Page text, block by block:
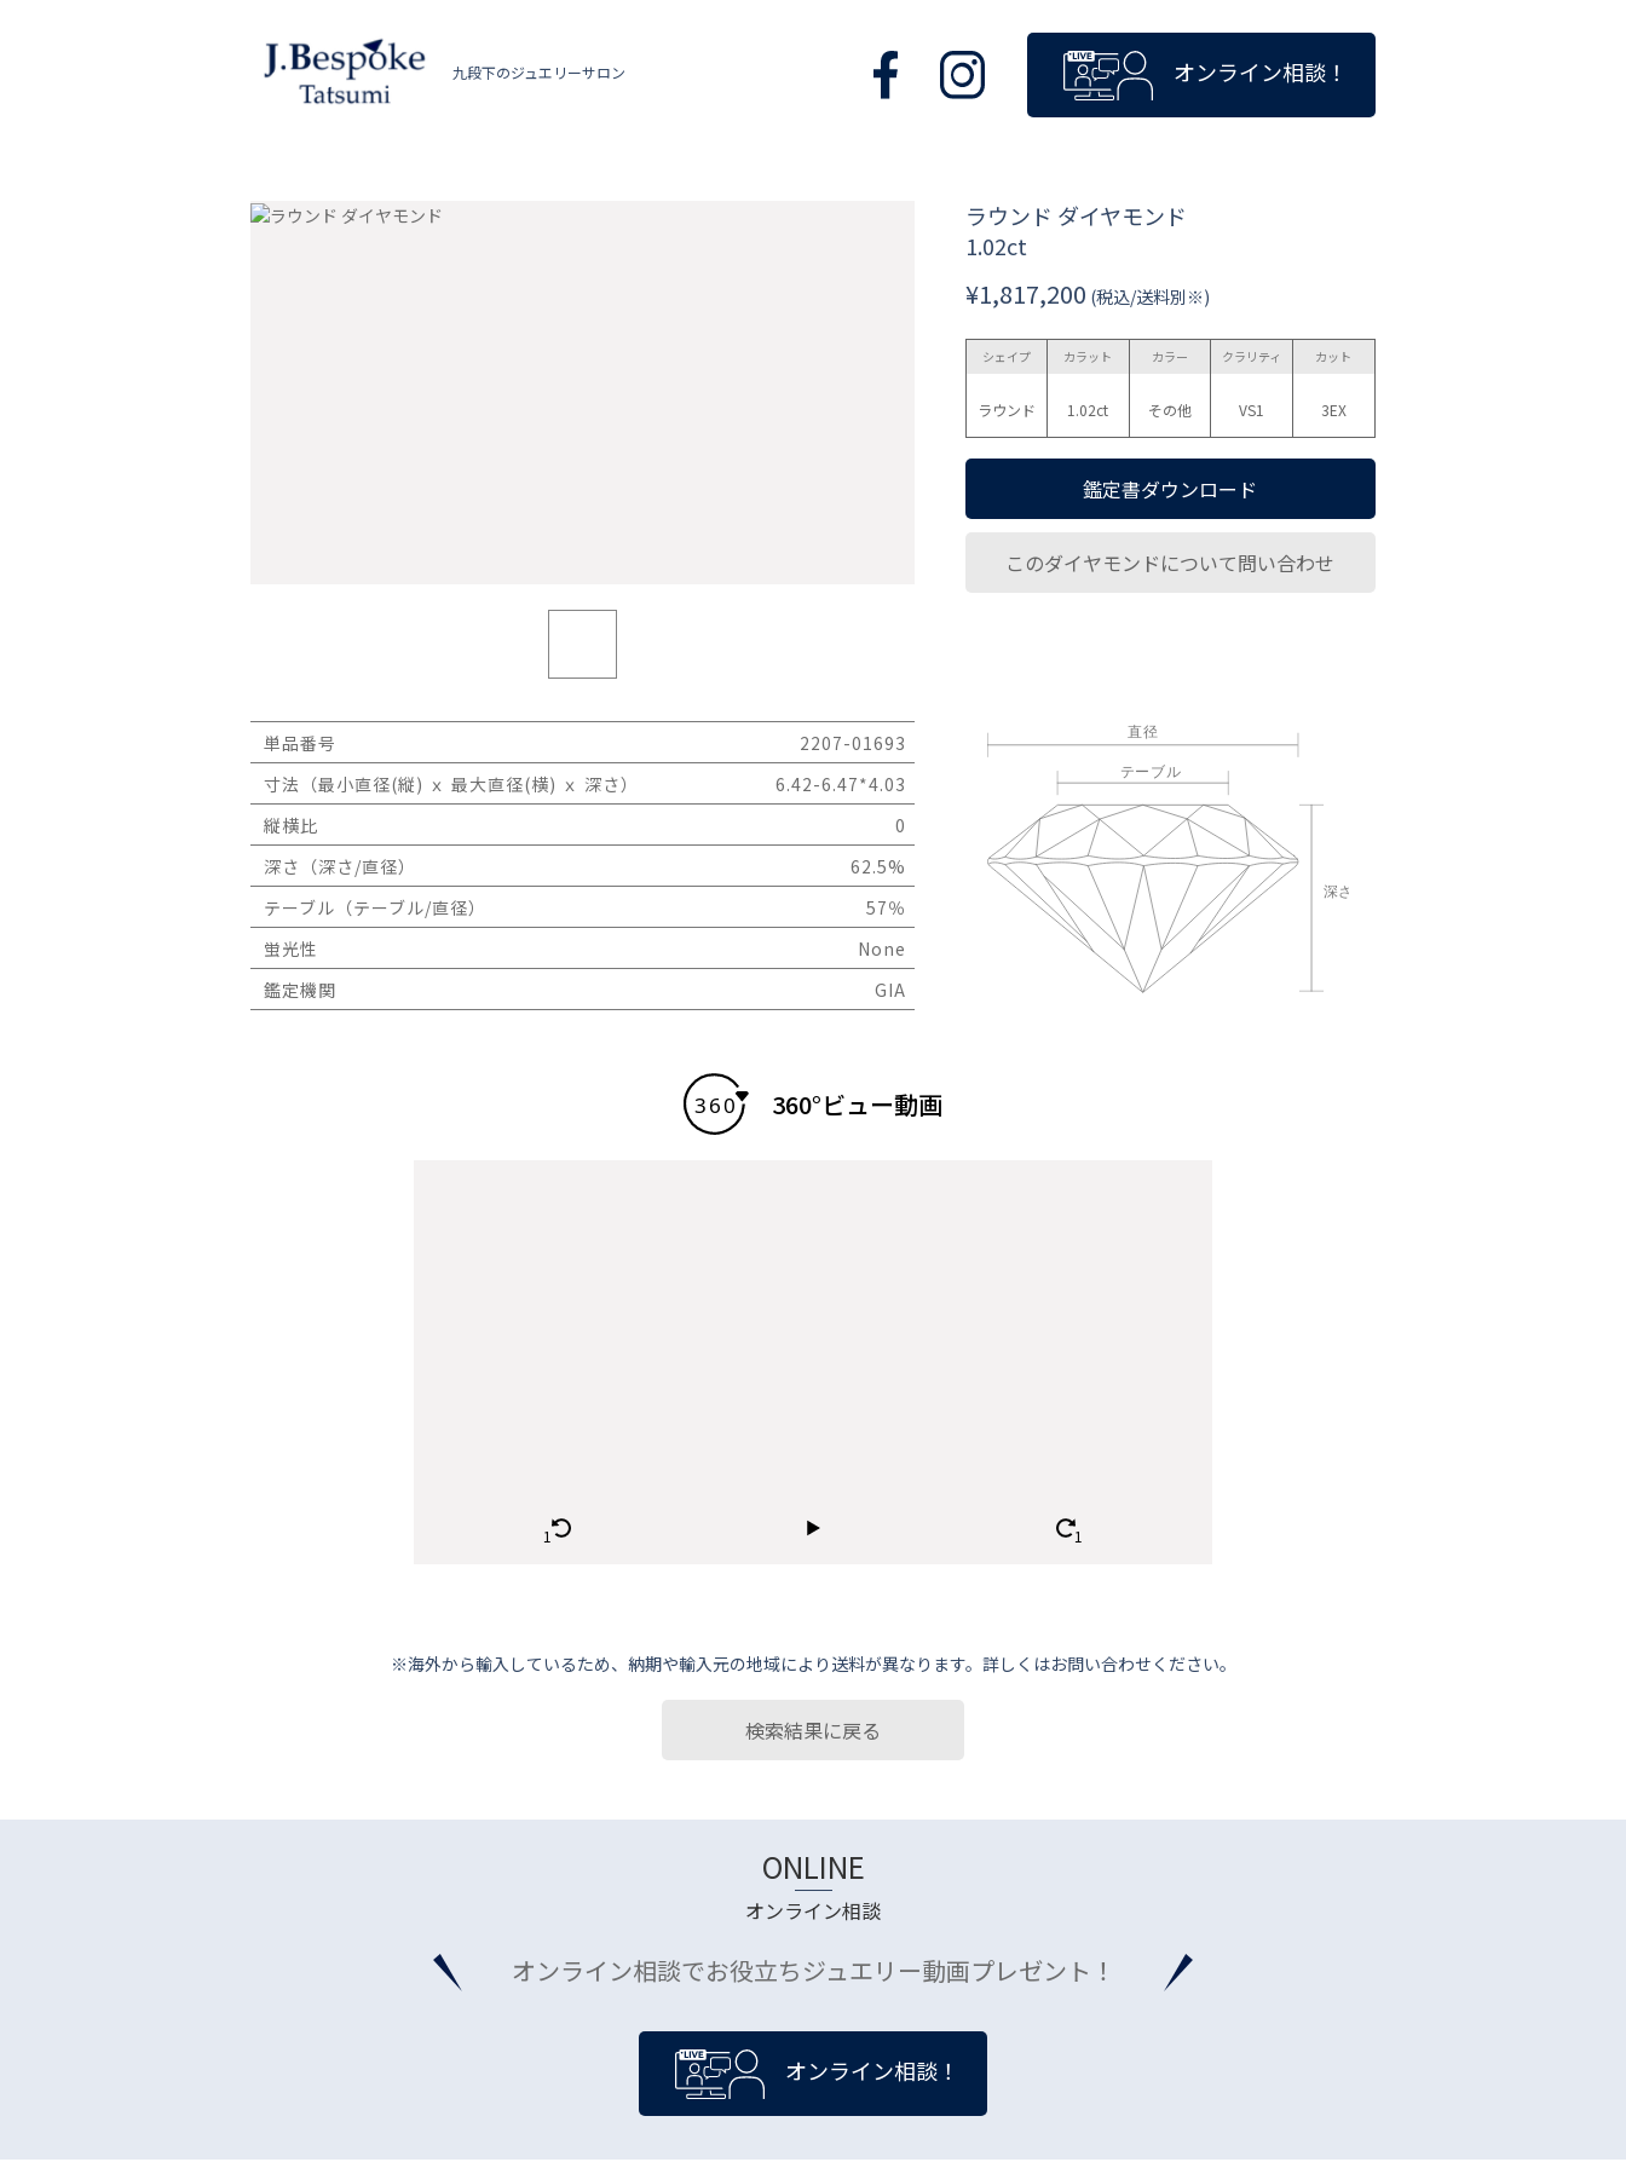
九段下のジュエリーサロン オンライン相談！
ラウンド ダイヤモンド
1.02ct
¥1,817,200 (税込/送料別※)
シェイプ
ラウンド
カラット
1.02ct
カラー
その他
クラリティ
VS1
カット
3EX
鑑定書ダウンロード
このダイヤモンドについて問い合わせ
単品番号
2207-01693
寸法（最小直径(縦) ｘ 最大直径(横) ｘ 深さ）
6.42-6.47*4.03
縦横比
0
深さ（深さ/直径）
62.5%
テーブル（テーブル/直径）
57％
蛍光性
None
鑑定機関
GIA
360°ビュー動画
※海外から輸⼊しているため、納期や輸⼊元の地域により送料が異なります。詳しくはお問い合わせください。
検索結果に戻る
ONLINE
オンライン相談
オンライン相談でお役立ちジュエリー動画プレゼント！
オンライン相談！